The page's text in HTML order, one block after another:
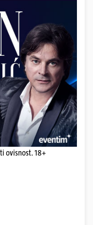
ovisnost. 18+